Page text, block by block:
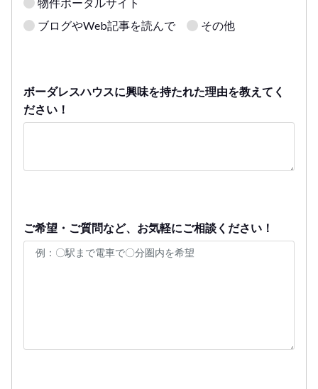
ブログやWeb記事を読んで
その他
ボーダレスハウスに興味を持たれた理由を教えてく
ださい！
ご希望・ご質問など、お気軽にご相談ください！